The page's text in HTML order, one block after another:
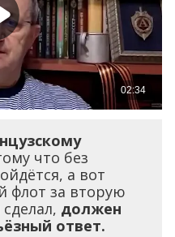
что без
а вот
флот за вторую
должен
ответ.